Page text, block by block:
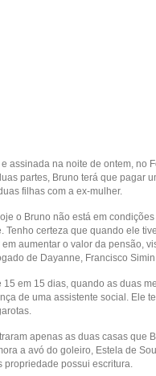
assinada na noite de ontem, no
partes, Bruno terá que pagar
filhas com a ex-mulher.
o Bruno não está em
Tenho certeza que quando ele
aumentar o valor da pensão,
de Dayanne, Francisco
em 15 dias, quando as duas
de uma assistente social. Ele
apenas as duas casas que
a avó do goleiro, Estela de
propriedade possui escritura.